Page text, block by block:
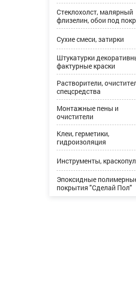
Стеклохолст, малярный
флизелин, обои под
Сухие смеси, затирки
Штукатурки
фактурные краски
Растворители,
спецсредства
Монтажные пены и
очистители
Клеи, герметики,
гидроизоляция
Инструменты,
Эпоксидные
покрытия "Сделай Пол"